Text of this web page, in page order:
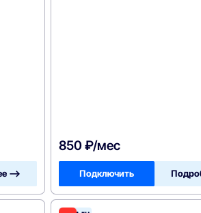
—>
850 ₽/мес
Подключить